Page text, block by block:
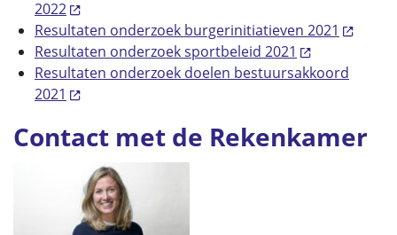
2022
Resultaten onderzoek burgerinitiatieven 2021
Resultaten onderzoek sportbeleid 2021
Resultaten onderzoek doelen bestuursakkoord
2021
Contact met de Rekenkamer